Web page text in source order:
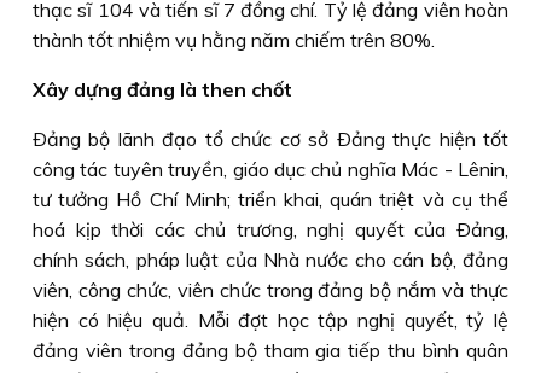
thạc sĩ 104 và tiến sĩ 7 đồng chí. Tỷ lệ đảng viên hoàn
thành tốt nhiệm vụ hằng năm chiếm trên 80%.
Xây dựng đảng là then chốt
Ðảng bộ lãnh đạo tổ chức cơ sở Ðảng thực hiện tốt
công tác tuyên truyền, giáo dục chủ nghĩa Mác - Lênin,
tư tưởng Hồ Chí Minh; triển khai, quán triệt và cụ thể
hoá kịp thời các chủ trương, nghị quyết của Ðảng,
chính sách, pháp luật của Nhà nước cho cán bộ, đảng
viên, công chức, viên chức trong đảng bộ nắm và thực
hiện có hiệu quả. Mỗi đợt học tập nghị quyết, tỷ lệ
đảng viên trong đảng bộ tham gia tiếp thu bình quân